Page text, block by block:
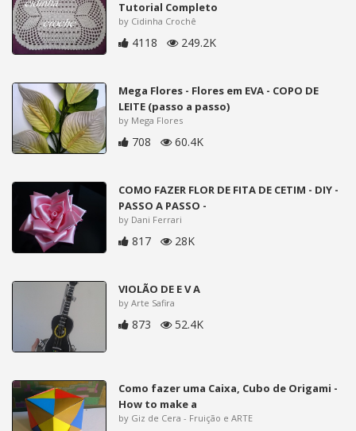
Tutorial Completo
by Cidinha Crochê
4118 249.2K
Mega Flores - Flores em EVA - COPO DE
LEITE (passo a passo)
by Mega Flores
708 60.4K
COMO FAZER FLOR DE FITA DE CETIM - DIY -
PASSO A PASSO -
by Dani Ferrari
817 28K
VIOLÃO DE E V A
by Arte Safira
873 52.4K
Como fazer uma Caixa, Cubo de Origami -
How to make a
by Giz de Cera - Fruição e ARTE